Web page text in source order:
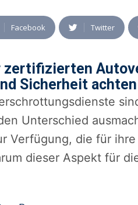
Facebook Twitter
Sicherheit
Unterschied
Verfügung, die für
dieser Aspekt für